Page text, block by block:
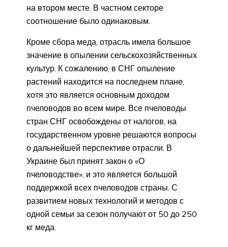
на втором месте. В частном секторе
соотношение было одинаковым.
Кроме сбора меда, отрасль имела большое
значение в опылении сельскохозяйственных
культур. К сожалению, в СНГ опыление
растений находится на последнем плане,
хотя это является основным доходом
пчеловодов во всем мире. Все пчеловоды
стран СНГ освобождены от налогов, на
государственном уровне решаются вопросы
о дальнейшей перспективе отрасли. В
Украине был принят закон о «О
пчеловодстве», и это является большой
поддержкой всех пчеловодов страны. С
развитием новых технологий и методов с
одной семьи за сезон получают от 50 до 250
кг меда.